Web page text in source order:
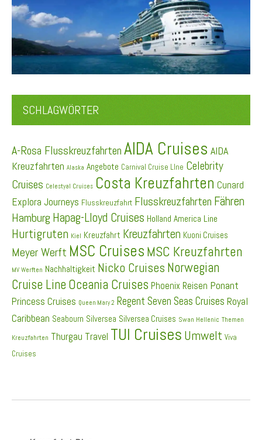
SCHLAGWÖRTER
A-Rosa Flusskreuzfahrten AIDA Cruises AIDA
Kreuzfahrten Alaska Angebote Carnival Cruise LIne Celebrity
Cruises Celestyal Cruises Costa Kreuzfahrten Cunard
Explora Journeys Flusskreuzfahrt Flusskreuzfahrten Fähren
Hamburg Hapag-Lloyd Cruises Holland America Line
Hurtigruten Kiel Kreuzfahrt Kreuzfahrten Kuoni Cruises
Meyer Werft MSC Cruises MSC Kreuzfahrten
MV Werften Nachhaltigkeit Nicko Cruises Norwegian
Cruise Line Oceania Cruises Phoenix Reisen Ponant
Princess Cruises Queen Mary 2 Regent Seven Seas Cruises Royal
Caribbean Seabourn Silversea Silversea Cruises Swan Hellenic Themen
Kreuzfahrten Thurgau Travel TUI Cruises Umwelt Viva
Cruises